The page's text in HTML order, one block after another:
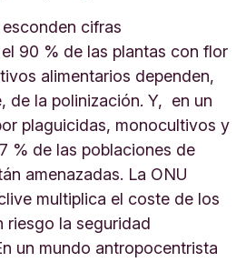
cifras
90 % de las plantas con flor
alimentarios dependen,
de la polinización. Y, en un
plaguicidas, monocultivos y
% de las poblaciones de
amenazadas. La ONU
multiplica el coste de los
riesgo la seguridad
un mundo antropocentrista